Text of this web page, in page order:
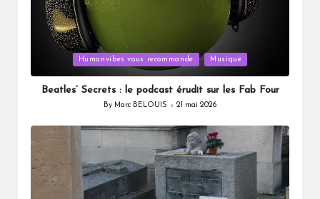
in
Humanvibes vous recommande Musique
Beatles’ Secrets : le podcast érudit sur les Fab Four
Posted
By Marc BELOUIS 21 mai 2026